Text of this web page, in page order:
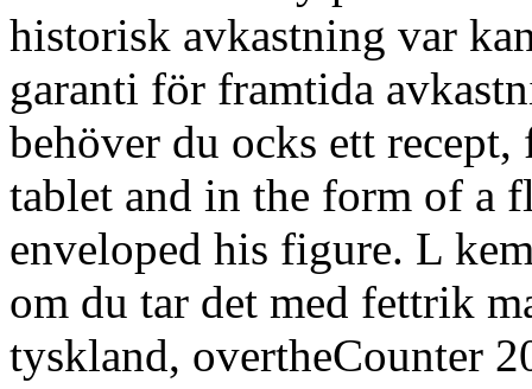
historisk avkastning var
garanti för framtida
behöver du ocks ett
tablet and in the form of a
enveloped his figure. L
om du tar det med fettrik
tyskland, overtheCounter